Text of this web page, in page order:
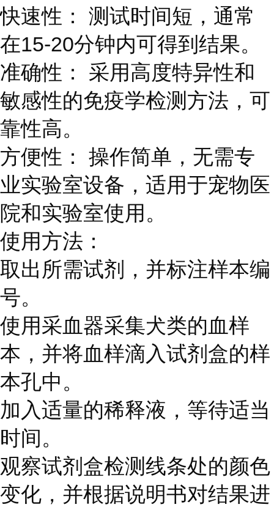
快速性： 测试时间短，通常
在15-20分钟内可得到结果。
准确性： 采用高度特异性和
敏感性的免疫学检测方法，可
靠性高。
方便性： 操作简单，无需专
业实验室设备，适用于宠物医
院和实验室使用。
使用方法：
取出所需试剂，并标注样本编
号。
使用采血器采集犬类的血样
本，并将血样滴入试剂盒的样
本孔中。
加入适量的稀释液，等待适当
时间。
观察试剂盒检测线条处的颜色
变化，并根据说明书对结果进